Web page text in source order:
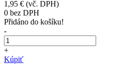
1,95 € (vč. DPH)
0 bez DPH
Přidáno do košíku!
-
+
Kúpiť